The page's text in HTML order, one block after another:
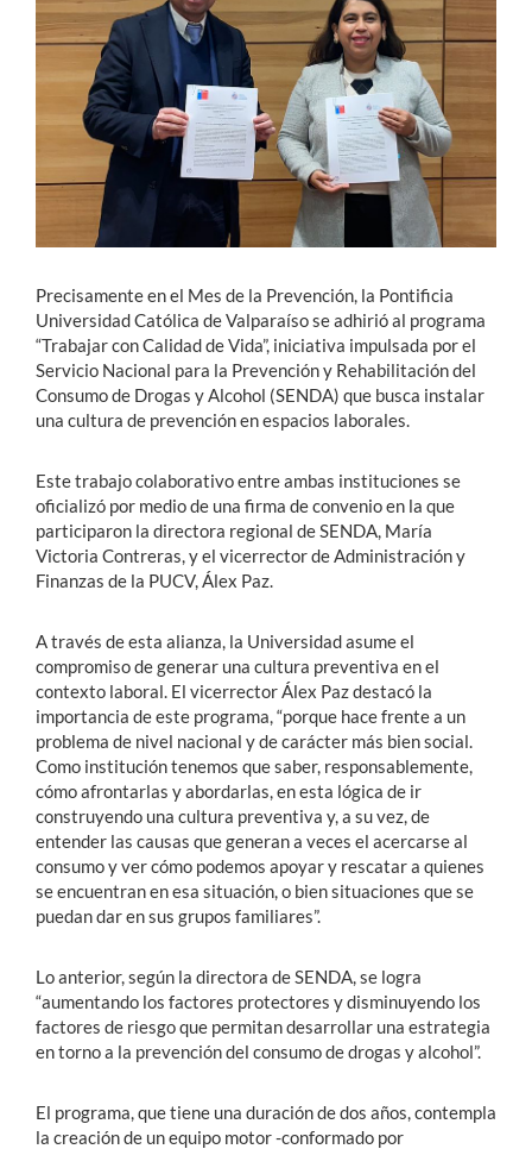
Estudiantes
Académicos
Funcionarios
Alumni
English
Precisamente en el Mes de la Prevención, la Pontificia
Universidad Católica de Valparaíso se adhirió al programa
“Trabajar con Calidad de Vida”, iniciativa impulsada por el
Servicio Nacional para la Prevención y Rehabilitación del
Consumo de Drogas y Alcohol (SENDA) que busca instalar
una cultura de prevención en espacios laborales.
Este trabajo colaborativo entre ambas instituciones se
oficializó por medio de una firma de convenio en la que
participaron la directora regional de SENDA, María
Victoria Contreras, y el vicerrector de Administración y
Finanzas de la PUCV, Álex Paz.
A través de esta alianza, la Universidad asume el
compromiso de generar una cultura preventiva en el
contexto laboral. El vicerrector Álex Paz destacó la
importancia de este programa, “porque hace frente a un
problema de nivel nacional y de carácter más bien social.
Como institución tenemos que saber, responsablemente,
cómo afrontarlas y abordarlas, en esta lógica de ir
construyendo una cultura preventiva y, a su vez, de
entender las causas que generan a veces el acercarse al
consumo y ver cómo podemos apoyar y rescatar a quienes
se encuentran en esa situación, o bien situaciones que se
puedan dar en sus grupos familiares”.
Lo anterior, según la directora de SENDA, se logra
“aumentando los factores protectores y disminuyendo los
factores de riesgo que permitan desarrollar una estrategia
en torno a la prevención del consumo de drogas y alcohol”.
El programa, que tiene una duración de dos años, contempla
la creación de un equipo motor -conformado por